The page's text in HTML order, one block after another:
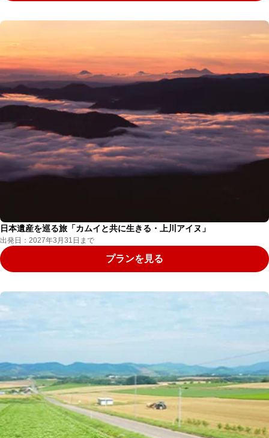
日本遺産を巡る旅「カムイと共に生きる・上川アイヌ」
出発日：2027年3月31日まで
プランを見る